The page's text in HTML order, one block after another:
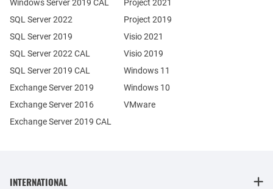
Exchange Server 2019
Exchange Server 2016
SQL Server 2022
SQL Server 2019
Windows Server 2019 CAL
SQL Server 2022 CAL
SQL Server 2019 CAL
Exchange Server 2019 CAL
Project 2021
Project 2019
Visio 2021
Visio 2019
Windows 11
Windows 10
VMware
INTERNATIONAL